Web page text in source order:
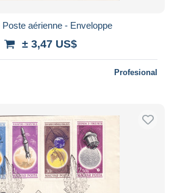
Poste aérienne - Enveloppe
± 3,47 US$
Profesional